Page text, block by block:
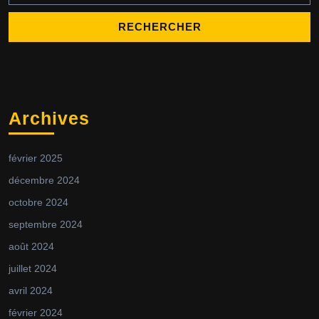
Archives
février 2025
décembre 2024
octobre 2024
septembre 2024
août 2024
juillet 2024
avril 2024
février 2024